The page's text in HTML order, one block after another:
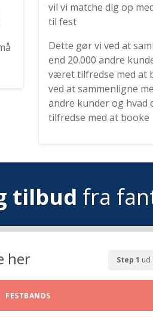
vil vi matche dig op
til fest
Dette gør vi ved at
end 20.000 andre
været tilfredse med at
ved at sammenligne
andre kunder og hvad
tilfredse med at booke
tilbud fra
Step 1 ud
her
FESTBANDS